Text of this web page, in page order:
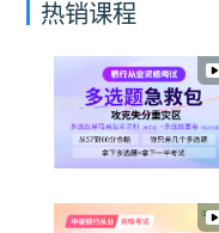
热销课程